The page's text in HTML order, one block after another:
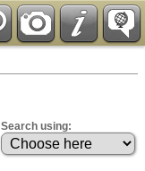
Search using: